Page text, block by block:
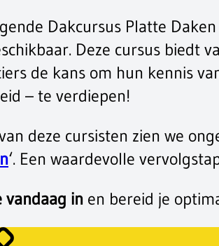
Dakcursus Platte
Deze cursus biedt
de kans om hun kennis
– te verdiepen!
deze cursisten zien we
‘. Een waardevolle
vandaag in en bereid je